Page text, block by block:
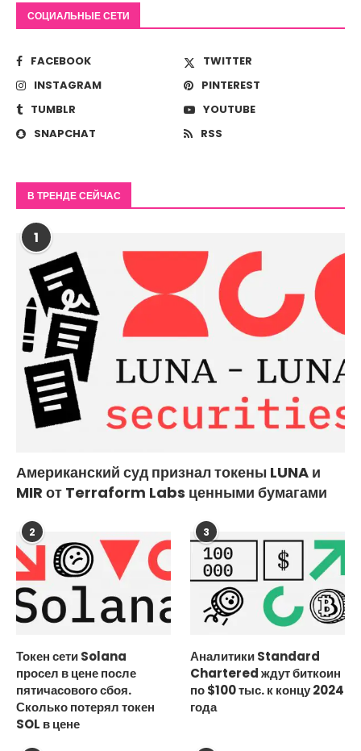
СОЦИАЛЬНЫЕ СЕТИ
FACEBOOK
TWITTER
INSTAGRAM
PINTEREST
TUMBLR
YOUTUBE
SNAPCHAT
RSS
В ТРЕНДЕ СЕЙЧАС
1
Американский суд признал токены LUNA и
MIR от Terraform Labs ценными бумагами
2
Токен сети Solana
просел в цене после
пятичасового сбоя.
Сколько потерял токен
SOL в цене
3
Аналитики Standard
Chartered ждут биткоин
по $100 тыс. к концу 2024
года